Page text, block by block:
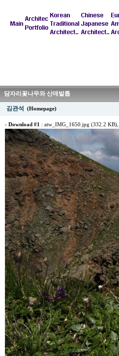
담자리꽃나무와 산매발톱
김관석 (Homepage)
- Download #1 : atw_IMG_1650.jpg (332.2 KB)